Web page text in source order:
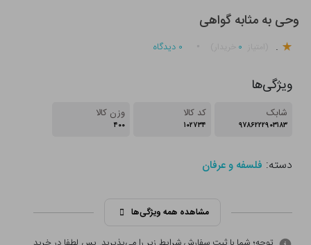
وحی به مثابه گواهی
. ۰ ۰ دیدگاه
ویژگی‌ها
شابک
۹۷۸۶۲۲۲۹۰۳۱۸۳
کد کالا
۱۰۲۷۳۴
وزن کالا
۴۰۰
دسته: فلسفه و عرفان
مشاهده همه ویژگی‌ها